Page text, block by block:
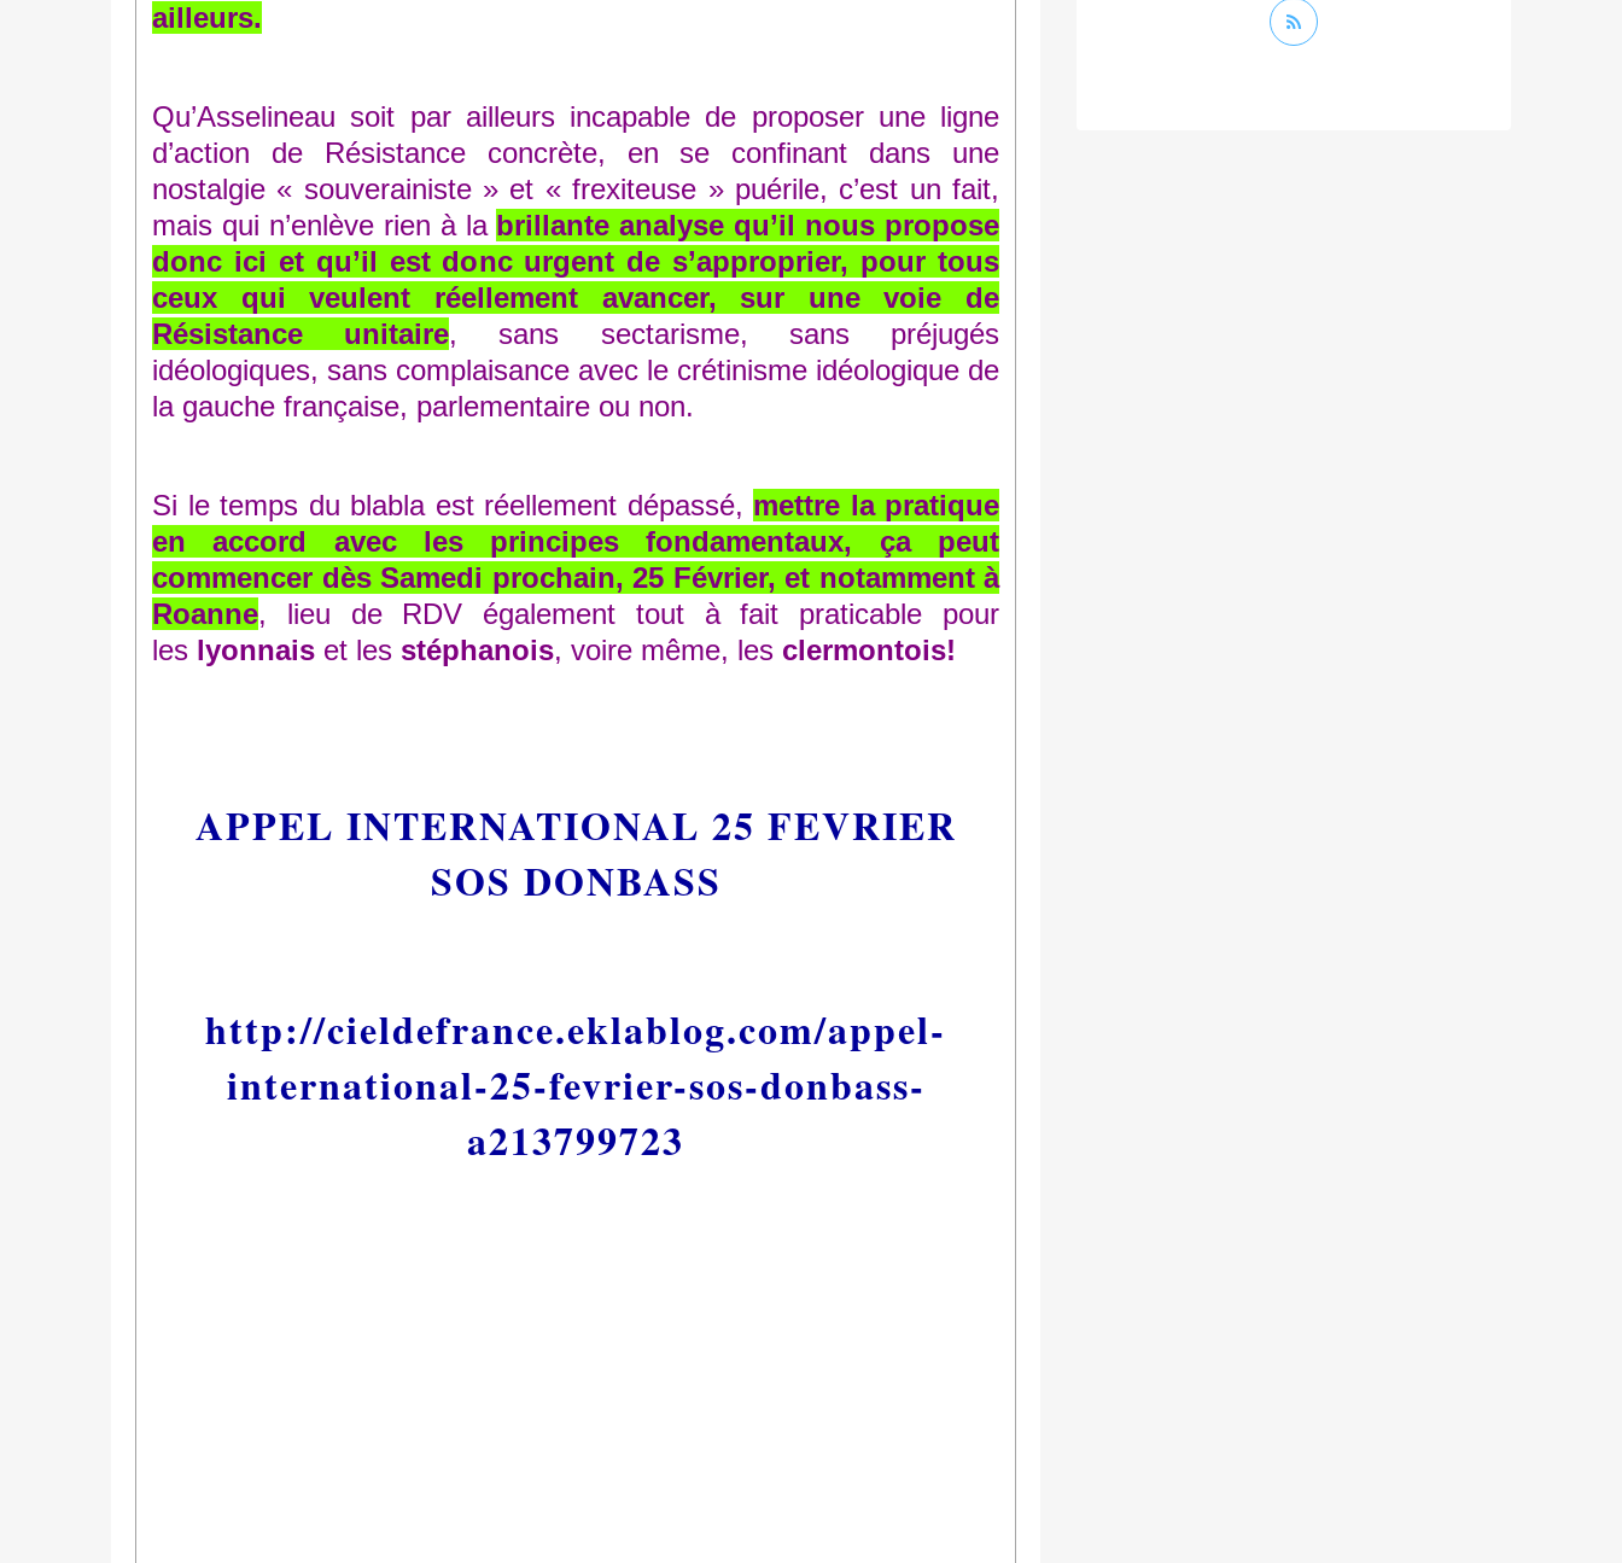
ailleurs.
Qu’Asselineau soit par ailleurs incapable de proposer une ligne
d’action de Résistance concrète, en se confinant dans une
nostalgie « souverainiste » et « frexiteuse » puérile, c’est un fait,
mais qui n’enlève rien à la brillante analyse qu’il nous propose
donc ici et qu’il est donc urgent de s’approprier, pour tous
ceux qui veulent réellement avancer, sur une voie de
Résistance unitaire, sans sectarisme, sans préjugés
idéologiques, sans complaisance avec le crétinisme idéologique de
la gauche française, parlementaire ou non.
Si le temps du blabla est réellement dépassé, mettre la pratique
en accord avec les principes fondamentaux, ça peut
commencer dès Samedi prochain, 25 Février, et notamment à
Roanne, lieu de RDV également tout à fait praticable pour
les lyonnais et les stéphanois, voire même, les clermontois!
APPEL INTERNATIONAL 25 FEVRIER
SOS DONBASS
http://cieldefrance.eklablog.com/appel-
international-25-fevrier-sos-donbass-
a213799723